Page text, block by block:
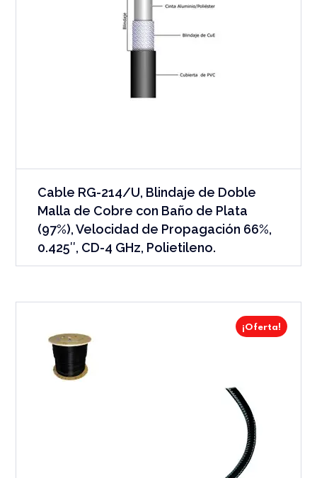
Cable RG-214/U, Blindaje de Doble
Malla de Cobre con Baño de Plata
(97%), Velocidad de Propagación 66%,
0.425″, CD-4 GHz, Polietileno.
¡Oferta!